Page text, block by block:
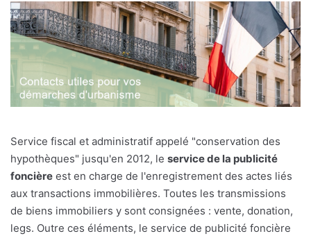
Service fiscal et administratif appelé "conservation des
hypothèques" jusqu'en 2012, le service de la publicité
foncière est en charge de l'enregistrement des actes liés
aux transactions immobilières. Toutes les transmissions
de biens immobiliers y sont consignées : vente, donation,
legs. Outre ces éléments, le service de publicité foncière